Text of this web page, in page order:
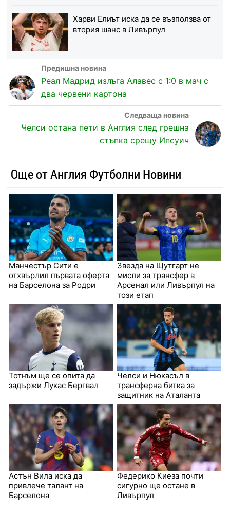
Харви Елиът иска да се възползва от
втория шанс в Ливърпул
Реал Мадрид излъга Алавес с 1:0 в мач с
два червени картона
Челси остана пети в Англия след грешна
стъпка срещу Ипсуич
Още от Англия Футболни Новини
Манчестър Сити е
отхвърлил първата оферта
на Барселона за Родри
Звезда на Щутгарт не
мисли за трансфер в
Арсенал или Ливърпул на
този етап
Тотнъм ще се опита да
задържи Лукас Бергвал
Челси и Нюкасъл в
трансферна битка за
защитник на Аталанта
Астън Вила иска да
привлече талант на
Барселона
Федерико Киеза почти
сигурно ще остане в
Ливърпул